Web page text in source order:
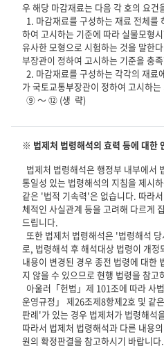
우 해당 마감재료는 다음 각 호의 요건
하여 고시하는 기준에 따라 실물모형
유사한 모형으로 시험하는 것을 말한
부장관이 정하여 고시하는 기준을 충
가 국토교통부장관이 정하여 고시하
※ 법제처 법령해석의 효력 등에 대한
법제처 법령해석은 행정부 내부에서
통일성 있는 법령해석의 지침을 제시
같은 '법적 기속력'은 없습니다. 따라
체적인 사실관계 등을 고려해 다르게
드립니다.
또한 법제처 법령해석은 '법령해석
로, 법령해석 후 해석대상 법령이 개
내용이 변경된 경우 종전 법령에 대한
지 않을 수 있으므로 현행 법령을 참고
아울러「헌법」제 101조에 따라 사
운영규정」 제26조제8항제2호 및 같
판례'가 있는 경우 법제처가 법령해석
따라서 법제처 법령해석과 다른 내용
원의 확정판결을 참고하시기 바랍니다.